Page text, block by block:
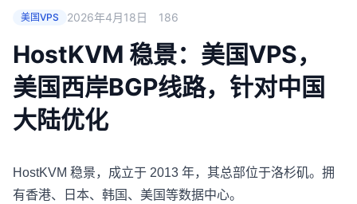
美国VPS 2026年4月18日 186
HostKVM 稳景：美国VPS，
美国西岸BGP线路，针对中国
大陆优化
HostKVM 稳景，成立于 2013 年，其总部位于洛杉矶。拥
有香港、日本、韩国、美国等数据中心。